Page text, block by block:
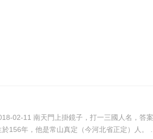
七進七出的趙雲，恐怕是中國人，對這位最牛的常勝將軍，都會略知一二。 趙雲生於156年，他是常山真定（今河北省正定）人。 ...